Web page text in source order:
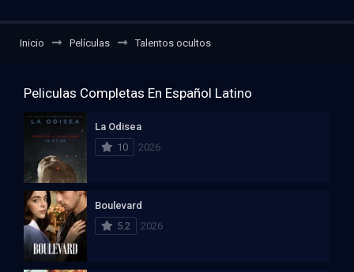
Inicio Películas Talentos ocultos
Peliculas Completas En Español Latino
La Odisea
10
2026
Boulevard
5.2
2026